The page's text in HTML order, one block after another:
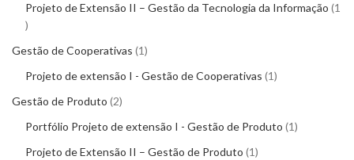
Projeto de Extensão II – Gestão da Tecnologia da Informação 1
Gestão de Cooperativas 1
Projeto de extensão I - Gestão de Cooperativas 1
Gestão de Produto 2
Portfólio Projeto de extensão I - Gestão de Produto 1
Projeto de Extensão II – Gestão de Produto 1